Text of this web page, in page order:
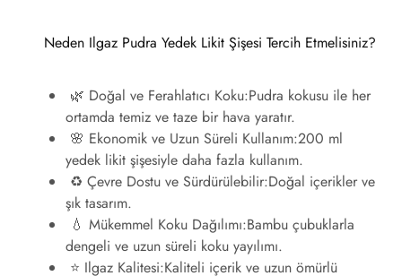
Neden Ilgaz Pudra Yedek Likit Şişesi Tercih Etmelisiniz?
🌿 Doğal ve Ferahlatıcı Koku:Pudra kokusu ile her
ortamda temiz ve taze bir hava yaratır.
🌸 Ekonomik ve Uzun Süreli Kullanım:200 ml
yedek likit şişesiyle daha fazla kullanım.
♻️ Çevre Dostu ve Sürdürülebilir:Doğal içerikler ve
şık tasarım.
💧 Mükemmel Koku Dağılımı:Bambu çubuklarla
dengeli ve uzun süreli koku yayılımı.
⭐ Ilgaz Kalitesi:Kaliteli içerik ve uzun ömürlü